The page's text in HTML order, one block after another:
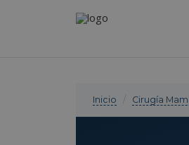
Inicio / Cirugía